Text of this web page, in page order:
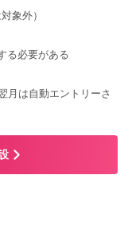
象外）
る必要がある
月は自動エントリーさ